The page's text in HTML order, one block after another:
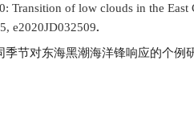
Transition of low clouds in the
e2020JD032509.
季节对东海黑潮海洋锋响应的个例